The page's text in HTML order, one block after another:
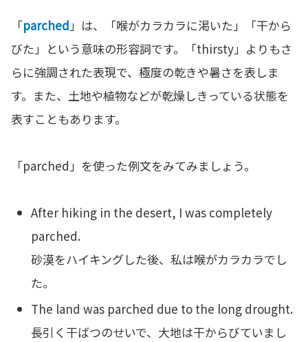
「parched」は、「喉がカラカラに渇いた」「干から
びた」という意味の形容詞です。「thirsty」よりもさ
らに強調された表現で、極度の乾きや暑さを表しま
す。また、土地や植物などが乾燥しきっている状態を
表すこともあります。
「parched」を使った例文をみてみましょう。
After hiking in the desert, I was completely
parched.
砂漠をハイキングした後、私は喉がカラカラでし
た。
The land was parched due to the long drought.
長引く干ばつのせいで、大地は干からびていまし